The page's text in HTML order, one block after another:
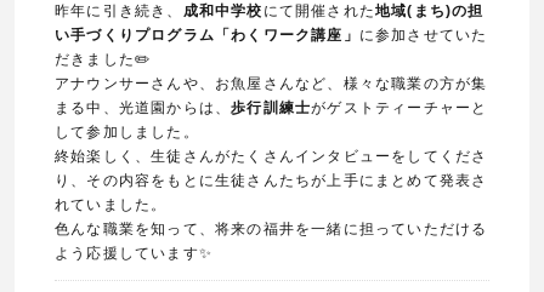
昨年に引き続き、 成和中学校 にて開催された地域(まち)の担
い手づくりプログラム「わくワーク講座」 に参加させていた
だきました✏️
アナウンサーさんや、お魚屋さんなど、様々な職業の方が集
まる中、光道園からは、歩行訓練士がゲストティーチャーと
して参加しました。
終始楽しく、生徒さんがたくさんインタビューをしてくださ
り、その内容をもとに生徒さんたちが上手にまとめて発表さ
れていました。
色んな職業を知って、将来の福井を一緒に担っていただける
よう応援しています✨